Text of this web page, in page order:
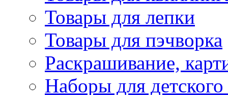
Товары для лепки
Товары для пэчворка
Раскрашивание,
Наборы для